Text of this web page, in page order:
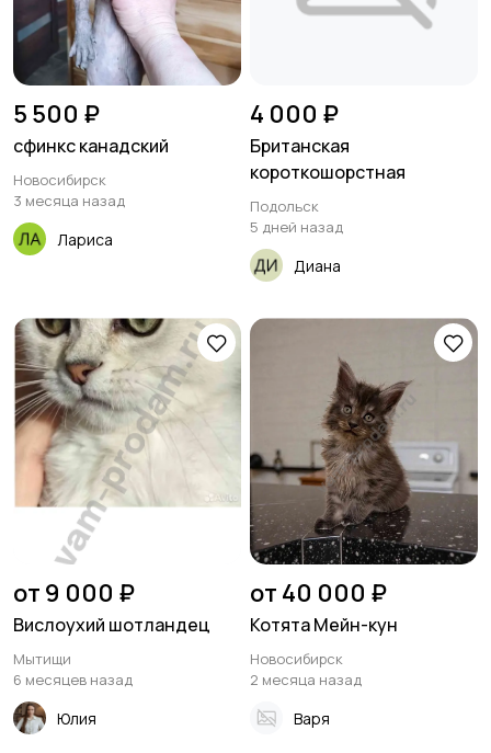
5 500 ₽
сфинкс канадский
Новосибирск
3 месяца назад
Лариса
4 000 ₽
Британская
короткошорстная
Подольск
5 дней назад
Диана
от 9 000 ₽
Вислоухий шотландец
Мытищи
6 месяцев назад
Юлия
от 40 000 ₽
Котята Мейн-кун
Новосибирск
2 месяца назад
Варя